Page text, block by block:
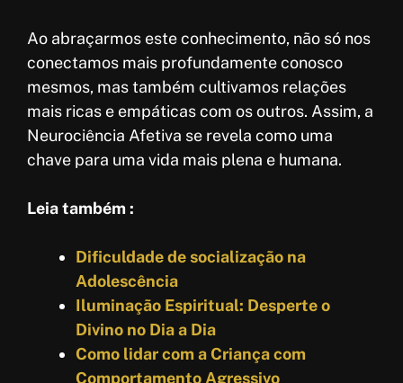
Ao abraçarmos este conhecimento, não só nos
conectamos mais profundamente conosco
mesmos, mas também cultivamos relações
mais ricas e empáticas com os outros. Assim, a
Neurociência Afetiva se revela como uma
chave para uma vida mais plena e humana.
Leia também :
Dificuldade de socialização na
Adolescência
Iluminação Espiritual: Desperte o
Divino no Dia a Dia
Como lidar com a Criança com
Comportamento Agressivo